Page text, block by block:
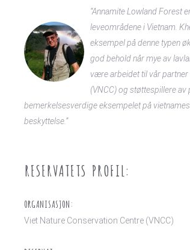
“Annamite Lowland Forest
leveområdene i Vietnam.
eksempel på denne typen
god behold når mye av
være arbeidet til vår partner
(VNCC) og støttespillere
bemerkelsesverdige eksempelet på
beskyttelse.”
RESERVATETS PROFIL:
ORGANISASJON:
Viet Nature Conservation Centre (VNCC)